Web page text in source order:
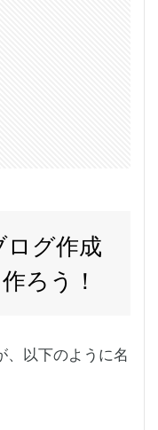
ログ作成
ろう！
、以下のように名